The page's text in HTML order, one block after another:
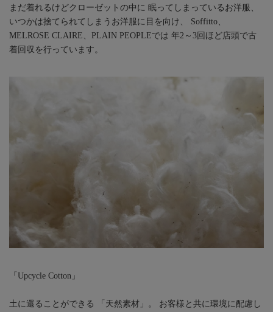
まだ着れるけどクローゼットの中に 眠ってしまっているお洋服、
いつかは捨てられてしまうお洋服に目を向け、 Soffitto、
MELROSE CLAIRE、PLAIN PEOPLEでは 年2～3回ほど店頭で古
着回収を行っています。
「Upcycle Cotton」
土に還ることができる 「天然素材」。 お客様と共に環境に配慮し